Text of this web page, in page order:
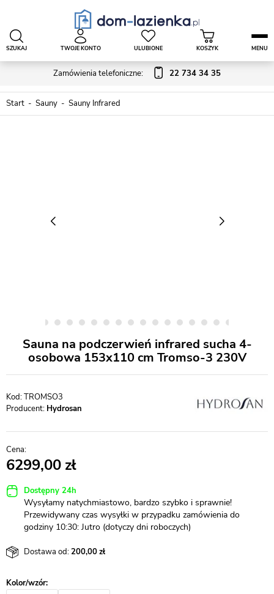
Zamówienia telefoniczne: 22 734 34 35
SZUKAJ TWOJE KONTO ULUBIONE KOSZYK MENU
Start Sauny Sauny Infrared
Sauna na podczerwień infrared sucha 4-
osobowa 153x110 cm Tromso-3 230V
TROMSO3
Producent: Hydrosan
6299,00
Dostępny 24h
Wysyłamy natychmiastowo, bardzo szybko i sprawnie!
Przewidywany czas wysyłki w przypadku zamówienia do
godziny 10:30: Jutro (dotyczy dni roboczych)
Dostawa od:200,00